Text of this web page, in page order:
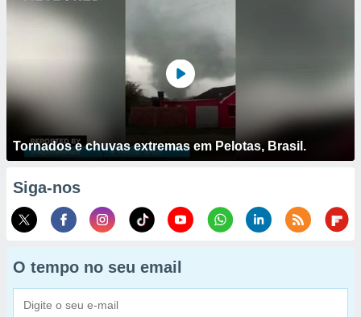
Tornados e chuvas extremas em Pelotas, Brasil.
Siga-nos
O tempo no seu email